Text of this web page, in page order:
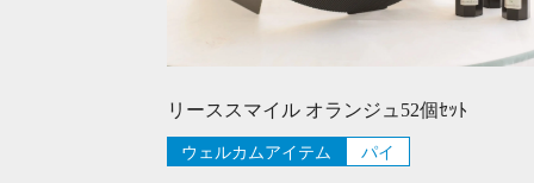
リーススマイル オランジュ52個ｾｯﾄ
ウェルカムアイテム パイ